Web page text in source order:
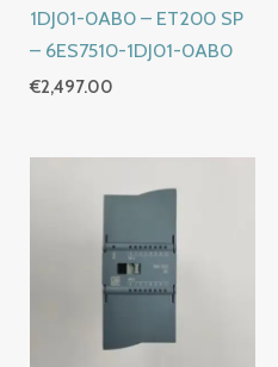
1DJ01-0AB0 – ET200 SP
– 6ES7510-1DJ01-0AB0
€2,497.00